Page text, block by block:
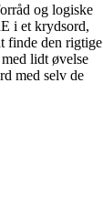
og logiske
i et krydsord,
finde den rigtige
lidt øvelse
med selv de